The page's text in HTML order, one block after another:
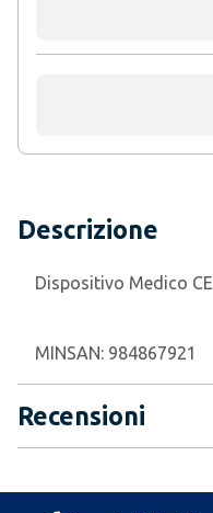
Descrizione
Dispositivo Medico CE
MINSAN: 984867921
Recensioni